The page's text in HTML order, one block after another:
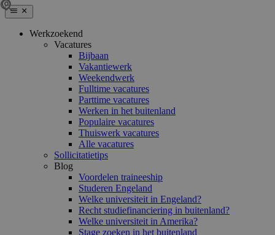
Werkzoekend
Vacatures
Bijbaan
Vakantiewerk
Weekendwerk
Fulltime vacatures
Parttime vacatures
Werken in het buitenland
Populaire vacatures
Thuiswerk vacatures
Alle vacatures
Sollicitatietips
Blog
Voordelen traineeship
Studeren Engeland
Welke universiteit in Engeland?
Recht studiefinanciering in buitenland?
Welke universiteit in Amerika?
Stage zoeken in het buitenland